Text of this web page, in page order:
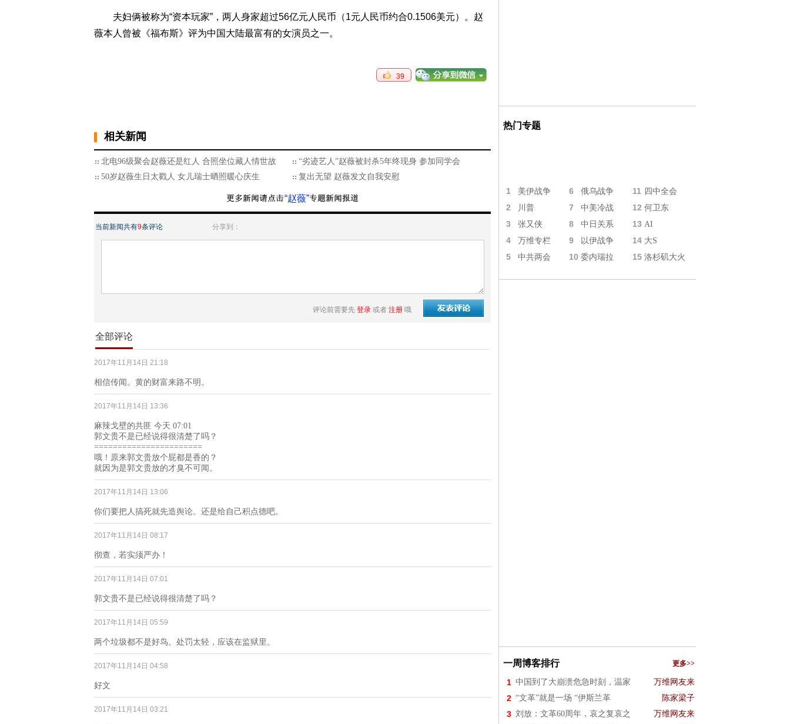
夫妇俩被称为“资本玩家”，两人身家超过56亿元人民币（1元人民币约合0.1506美元）。赵
薇本人曾被《福布斯》评为中国大陆最富有的女演员之一。
39
相关新闻
北电96级聚会赵薇还是红人 合照坐位藏人情世故
“劣迹艺人”赵薇被封杀5年终现身 参加同学会
50岁赵薇生日太戳人 女儿瑞士晒照暖心庆生
复出无望 赵薇发文自我安慰
“赵薇”
当前新闻共有9条评论 分享到：
评论前需要先 登录 或者 注册 哦
全部评论
2017年11月14日 21:18
相信传闻。黄的财富来路不明。
2017年11月14日 13:36
麻辣戈壁的共匪 今天 07:01
郭文贵不是已经说得很清楚了吗？
=======================
哦！原来郭文贵放个屁都是香的？
就因为是郭文贵放的才臭不可闻。
2017年11月14日 13:06
你们要把人搞死就先造舆论。还是给自己积点德吧。
2017年11月14日 08:17
彻查，若实须严办！
2017年11月14日 07:01
郭文贵不是已经说得很清楚了吗？
2017年11月14日 05:59
两个垃圾都不是好鸟。处罚太轻，应该在监狱里。
2017年11月14日 04:58
好文
2017年11月14日 03:21
热门专题
1 美伊战争 6 俄乌战争 11 四中全会
2 川普 7 中美冷战 12 何卫东
3 张又侠 8 中日关系 13 AI
4 万维专栏 9 以伊战争 14 大S
5 中共两会 10 委内瑞拉 15 洛杉矶大火
一周博客排行 更多>>
1 中国到了大崩溃危急时刻，温家 万维网友来
2 “文革”就是一场 “伊斯兰革 陈家梁子
3 刘放：文革60周年，哀之复哀之 万维网友来